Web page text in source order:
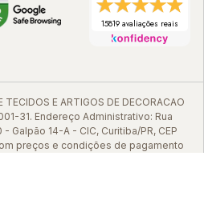
15819 avaliações reais
TECIDOS E ARTIGOS DE DECORACAO
31. Endereço Administrativo: Rua
Galpão 14-A - CIC, Curitiba/PR, CEP
preços e condições de pagamento